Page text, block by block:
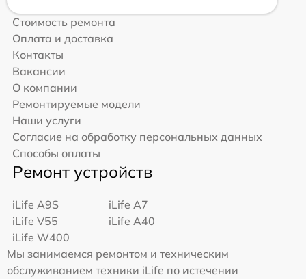
Стоимость ремонта
Оплата и доставка
Контакты
Вакансии
О компании
Ремонтируемые модели
Наши услуги
Согласие на обработку персональных данных
Способы оплаты
Ремонт устройств
iLife A9S
iLife A7
iLife V55
iLife A40
iLife W400
Мы занимаемся ремонтом и техническим
обслуживанием техники iLife по истечении